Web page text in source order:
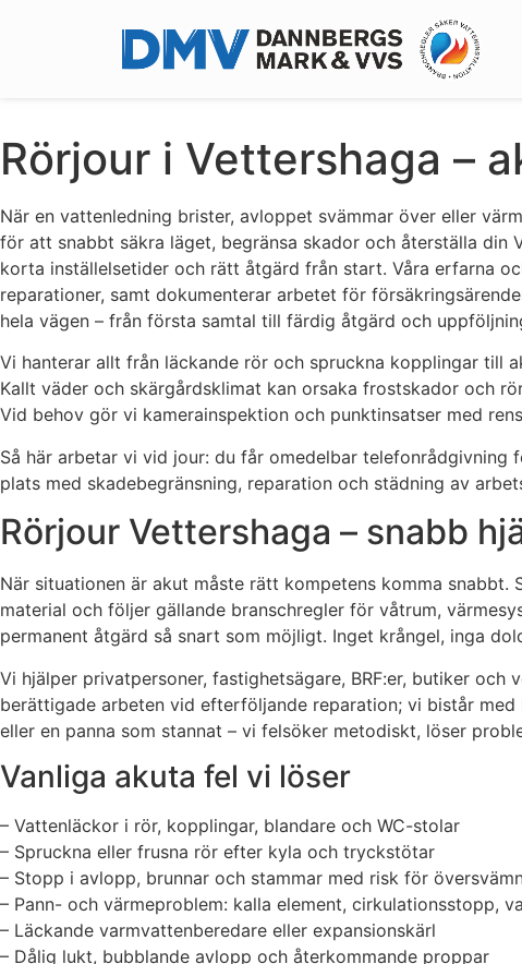
Rörjour i Vettershaga –
När en vattenledning brister, avloppet svämmar över eller
för att snabbt säkra läget, begränsa skador och återställa
korta inställelsetider och rätt åtgärd från start. Våra erfarna
reparationer, samt dokumenterar arbetet för
hela vägen – från första samtal till färdig åtgärd och
Vi hanterar allt från läckande rör och spruckna kopplingar till
Kallt väder och skärgårdsklimat kan orsaka frostskador och
Vid behov gör vi kamerainspektion och punktinsatser med
Så här arbetar vi vid jour: du får omedelbar
plats med skadebegränsning, reparation och städning av
Rörjour Vettershaga – snabb
När situationen är akut måste rätt kompetens komma
material och följer gällande branschregler för våtrum,
permanent åtgärd så snart som möjligt. Inget krångel, inga
Vi hjälper privatpersoner, fastighetsägare, BRF:er, butiker
berättigade arbeten vid efterföljande reparation; vi bistår
eller en panna som stannat – vi felsöker metodiskt, löser
Vanliga akuta fel vi löser
– Vattenläckor i rör, kopplingar, blandare och WC-stolar
– Spruckna eller frusna rör efter kyla och tryckstötar
– Stopp i avlopp, brunnar och stammar med risk för
– Pann- och värmeproblem: kalla element, cirkulationsstopp,
– Läckande varmvattenberedare eller expansionskärl
– Dålig lukt, bubblande avlopp och återkommande proppar